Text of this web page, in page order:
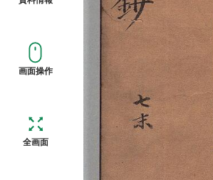
画面操作
全画面